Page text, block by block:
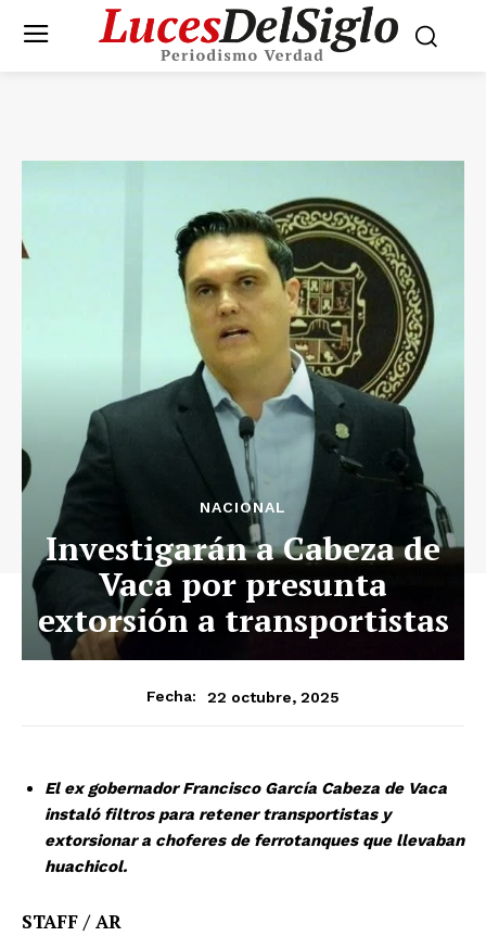
NACIONAL
Investigarán a Cabeza de
Vaca por presunta
extorsión a transportistas
Fecha: 22 octubre, 2025
El ex gobernador Francisco García Cabeza de Vaca
instaló filtros para retener transportistas y
extorsionar a choferes de ferrotanques que llevaban
huachicol.
STAFF / AR